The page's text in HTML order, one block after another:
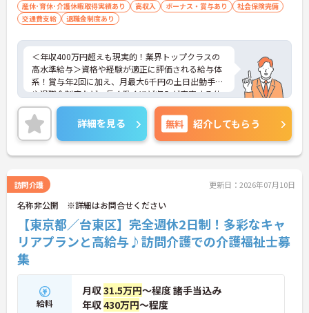
【医療機関と連携した安心の体制のもと、専門的な
ケアスキルを磨ける環境です】
・24時間体制で介護スタッフが常駐し、医療機関と
も連携しているため、緊急時にも落ち着いて対応で
きる安心・安全なサービス提供を学べます。
・資格取得に向けた研修や講習は勤務時間内で受講
できる場合が多く、プライベートの負担を抑えなが
ら着実に専門性を高められます。
【リフレッシュ休暇17日や自由な身だしなみ規定
で、自分らしく無理なく続けられます】
がらオンオフのメリハリをつけて働けます。
・髪色やネイルなどが原則自由となっており、定年
65歳・再雇用70歳までの継続雇用制度のもとで、ご
産休･育休･介護休暇取得実績あり
高収入 ボーナス・賞与あり
社会保険完備
交通費支給
退職金制度あり
＜年収400万円超えも現実的！業界トップクラスの
高水準給与＞資格や経験が適正に評価される給与体
系！賞与年2回に加え、月最大6千円の土日出勤手当
や退職金制度など、長く働くほど収入が安定する仕
組みが整っています
＜スマホ1台で完結！ICT活用で記録業務の負担を大
幅カット＞日々の記録やシフト確認はすべて自社開
発のスマホアプリで行えるため、手書き書類の作成
に追われることはありません。事務作業が効率化♪
環境です。
＜「夜勤なし」で管理者・スペシャリストを目指せ
る明確なキャリアパス＞訪問介護のため夜勤がな
く、完全週休2日制で生活リズムを整えながら働け
ます。現場のプロとして極める道、マネジメント職
へ進む道とキャリアプランも多様化しています。
詳細を見る 無料 紹介してもらう
訪問介護 更新日：2026年07月10日
名称非公開 ※詳細はお問合せください
【東京都／台東区】完全週休2日制！多彩なキャ
リアプランと高給与♪訪問介護での介護福祉士募
集
給料
月収31.5万円～程度 諸手当込み
年収430万円～程度